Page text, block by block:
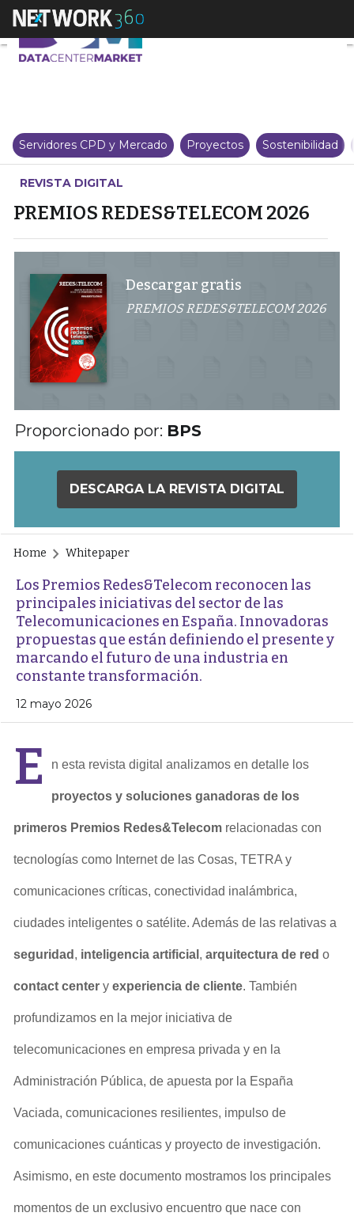
PREMIOS REDES&TELECOM
Servidores CPD y Mercado Proyectos Sostenibilidad
REVISTA DIGITAL
PREMIOS REDES&TELECOM 2026
Descargar gratis
PREMIOS REDES&TELECOM 2026
Proporcionado por: BPS
DESCARGA LA REVISTA DIGITAL
Home Whitepaper
Los Premios Redes&Telecom reconocen las
principales iniciativas del sector de las
Telecomunicaciones en España. Innovadoras
propuestas que están definiendo el presente y
marcando el futuro de una industria en
constante transformación.
12 mayo 2026
E n esta revista digital analizamos en detalle los
proyectos y soluciones ganadoras de los
primeros Premios Redes&Telecom relacionadas con
tecnologías como Internet de las Cosas, TETRA y
comunicaciones críticas, conectividad inalámbrica,
ciudades inteligentes o satélite. Además de las relativas a
seguridad , inteligencia artificial ,arquitectura de red o
contact center yexperiencia de cliente. También
profundizamos en la mejor iniciativa de
telecomunicaciones en empresa privada y en la
Administración Pública, de apuesta por la España
Vaciada, comunicaciones resilientes, impulso de
comunicaciones cuánticas y proyecto de investigación.
Asimismo, en este documento mostramos los principales
momentos de un exclusivo encuentro que nace con